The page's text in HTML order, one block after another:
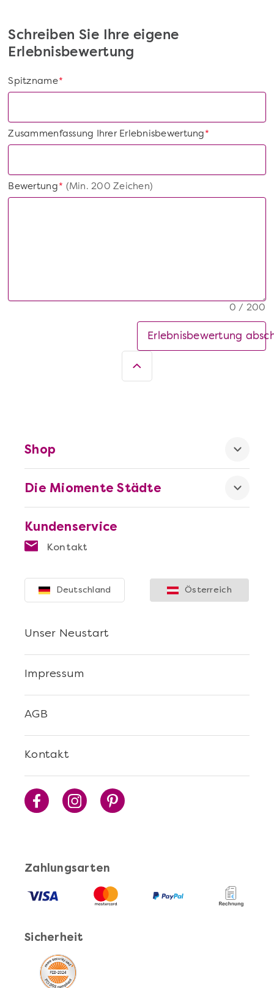
Schreiben Sie Ihre eigene
Erlebnisbewertung
*
Spitzname
*
Zusammenfassung Ihrer Erlebnisbewertung
*
Bewertung(Min. 200 Zeichen)
0 / 200
Erlebnisbewertung
Kundenservice
Kontakt
Die Miomente Städte
Shop
Zahlungsarten
Sicherheit
Kontakt
AGB
Impressum
Unser Neustart
Deutschland Österreich